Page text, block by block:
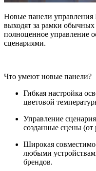
Новые панели управления
выходят за рамки
полноценное управление
сценариями.
Что умеют новые панели?
Гибкая настройка
цветовой
Управление
созданные сцены (от
Широкая
любыми
брендов.